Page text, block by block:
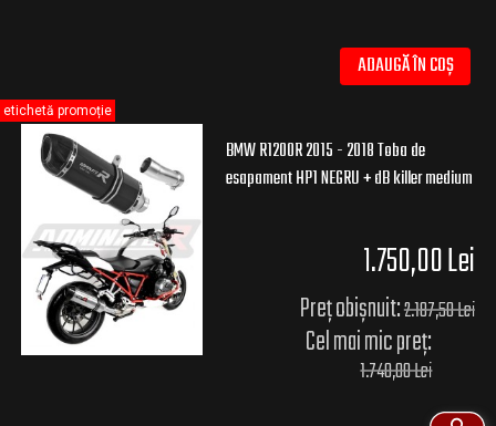
ADAUGĂ ÎN COȘ
BMW R1200R 2015 - 2018 Toba de
esapament HP1 NEGRU + dB killer medium
1.750,00 Lei
Preț obișnuit:2.187,50 Lei
Cel mai mic preț:
1.740,00 Lei
etichetă promoție